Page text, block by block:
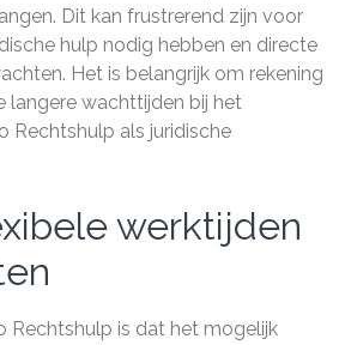
Dit kan frustrerend zijn voor
hulp nodig hebben en directe
Het is belangrijk om rekening
langere wachttijden bij het
Rechtshulp als juridische
werktijden
Rechtshulp is dat het mogelijk